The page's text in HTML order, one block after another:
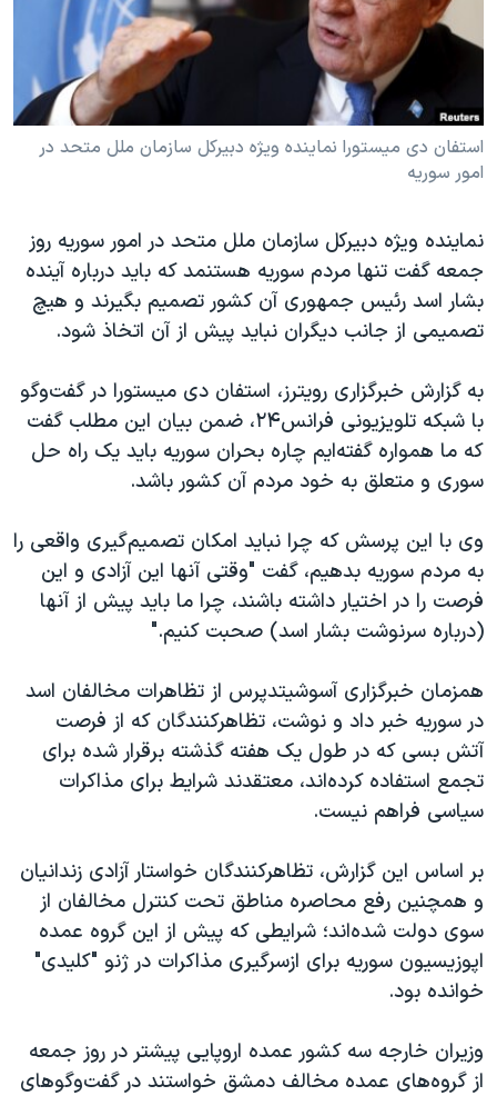
فرهنگ و زندگی
حقوق شهروندی
اقتصادی
علم و فناوری
اسرائیل در جنگ
آرشیو پخش زنده
مستندها
انتخابات ریاست جمهوری آمریکا ۲۰۲۴
حمله جمهوری اسلامی به اسرائیل
رمز مهسا
ورزش زنان در ایران
مجموعه مستندهای دادخواهی
تریبونال مردمی آبان ۹۸
دادگاه حمید نوری
چهل سال گروگان‌گیری
قانون شفافیت دارائی کادر رهبری ایران
اعتراضات مردمی آبان ۹۸
نرگس محمدی برنده جایزه نوبل صلح
همایش محافظه‌کاران آمریکا «سی‌پک»
صفحه‌های ویژه
دنبال کنید
زبانهای مختلف
استفان دی میستورا نماینده ویژه دبیرکل سازمان ملل متحد در
امور سوریه
نماینده ویژه دبیرکل سازمان ملل متحد در امور سوریه روز
جمعه گفت تنها مردم سوریه هستنمد که باید درباره آینده
بشار اسد رئیس جمهوری آن کشور تصمیم بگیرند و هیچ
تصمیمی از جانب دیگران نباید پیش از آن اتخاذ شود.
به گزارش خبرگزاری رویترز، استفان دی میستورا در گفت‌وگو
با شبکه تلویزیونی فرانس۲۴، ضمن بیان این مطلب گفت
که ما همواره گفته‌ایم چاره بحران سوریه باید یک راه حل
سوری و متعلق به خود مردم آن کشور باشد.
وی با این پرسش که چرا نباید امکان تصمیم‌گیری واقعی را
به مردم سوریه بدهیم، گفت "وقتی آنها این آزادی و این
فرصت را در اختیار داشته باشند، چرا ما باید پیش از آنها
(درباره سرنوشت بشار اسد) صحبت کنیم."
همزمان خبرگزاری آسوشیتدپرس از تظاهرات مخالفان اسد
در سوریه خبر داد و نوشت، تظاهرکنندگان که از فرصت
آتش بسی که در طول یک هفته گذشته برقرار شده برای
تجمع استفاده کرده‌اند، معتقدند شرایط برای مذاکرات
سیاسی فراهم نیست.
بر اساس این گزارش، تظاهرکنندگان خواستار آزادی زندانیان
و همچنین رفع محاصره مناطق تحت کنترل مخالفان از
سوی دولت شده‌اند؛ شرایطی که پیش از این گروه عمده
اپوزیسیون سوریه برای ازسرگیری مذاکرات در ژنو "کلیدی"
خوانده بود.
وزیران خارجه سه کشور عمده اروپایی پیشتر در روز جمعه
از گروه‌های عمده مخالف دمشق خواستند در گفت‌وگوهای